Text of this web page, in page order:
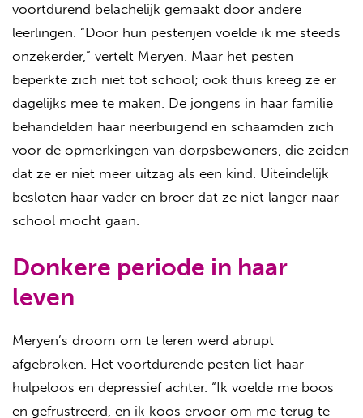
voortdurend belachelijk gemaakt door andere
leerlingen. “Door hun pesterijen voelde ik me steeds
onzekerder,” vertelt Meryen. Maar het pesten
beperkte zich niet tot school; ook thuis kreeg ze er
dagelijks mee te maken. De jongens in haar familie
behandelden haar neerbuigend en schaamden zich
voor de opmerkingen van dorpsbewoners, die zeiden
dat ze er niet meer uitzag als een kind. Uiteindelijk
besloten haar vader en broer dat ze niet langer naar
school mocht gaan.
Donkere periode in haar
leven
Meryen’s droom om te leren werd abrupt
afgebroken. Het voortdurende pesten liet haar
hulpeloos en depressief achter. “Ik voelde me boos
en gefrustreerd, en ik koos ervoor om me terug te